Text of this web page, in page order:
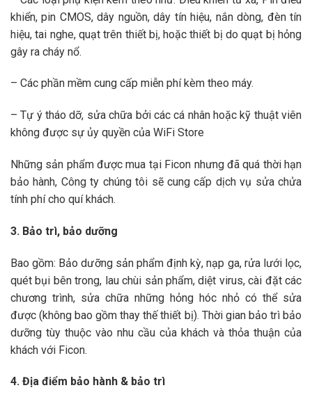
khiển, pin CMOS, dây nguồn, dây tín hiệu, nắn dòng, đèn tín
hiệu, tai nghe, quạt trên thiết bị, hoặc thiết bị do quạt bị hỏng
gây ra cháy nổ.
– Các phần mềm cung cấp miễn phí kèm theo máy.
– Tự ý tháo dỡ, sửa chữa bởi các cá nhân hoặc kỹ thuật viên
không được sự ủy quyền của WiFi Store
Những sản phẩm được mua tại Ficon nhưng đã quá thời hạn
bảo hành, Công ty chúng tôi sẽ cung cấp dịch vụ sửa chửa
tính phí cho quí khách.
3. Bảo trì, bảo dưỡng
Bao gồm: Bảo dưỡng sản phẩm định kỳ, nạp ga, rửa lưới lọc,
quét bụi bên trong, lau chùi sản phẩm, diệt virus, cài đặt các
chương trình, sửa chữa những hỏng hóc nhỏ có thể sửa
được (không bao gồm thay thế thiết bị). Thời gian bảo trì bảo
dưỡng tùy thuộc vào nhu cầu của khách và thỏa thuận của
khách với Ficon.
4. Địa điểm bảo hành & bảo trì